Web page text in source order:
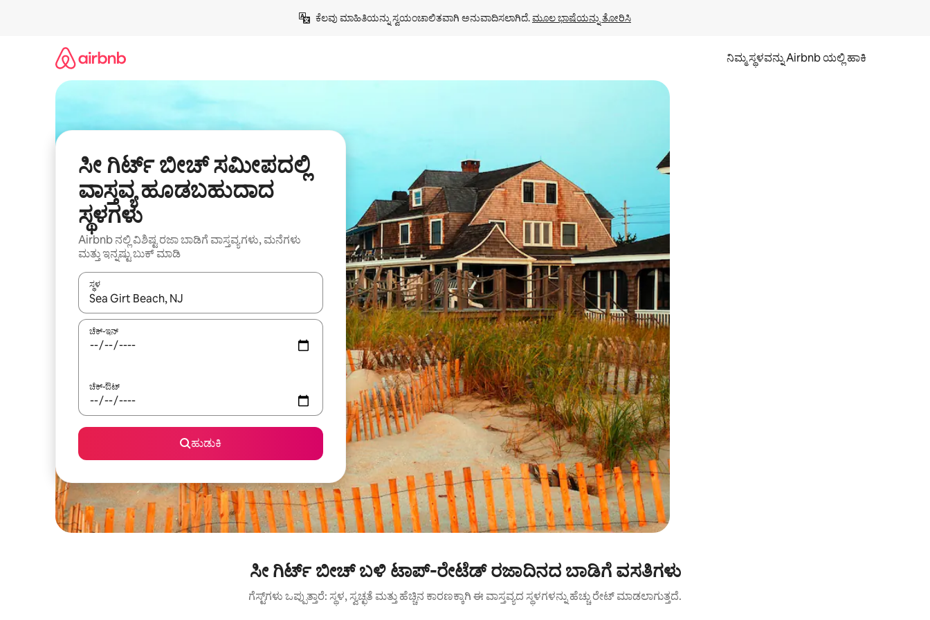
ಕೆಲವು ಮಾಹಿತಿಯನ್ನು ಸ್ವಯಂಚಾಲಿತವಾಗಿ ಅನುವಾದಿಸಲಾಗಿದೆ. ಮೂಲ ಭಾಷೆಯನ್ನು ತೋರಿಸಿ
ನಿಮ್ಮ ಸ್ಥಳವನ್ನು Airbnb ಯಲ್ಲಿ ಹಾಕಿ
ಸೀ ಗಿರ್ಟ್ ಬೀಚ್ ಸಮೀಪದಲ್ಲಿ
ವಾಸ್ತವ್ಯ ಹೂಡಬಹುದಾದ
ಸ್ಥಳಗಳು
Airbnb ನಲ್ಲಿ ವಿಶಿಷ್ಟ ರಜಾ ಬಾಡಿಗೆ ವಾಸ್ತವ್ಯಗಳು, ಮನೆಗಳು
ಮತ್ತು ಇನ್ನಷ್ಟು ಬುಕ್ ಮಾಡಿ
ಸ್ಥಳ
ಫಲಿತಾಂಶಗಳು ಲಭ್ಯವಿರುವಾಗ, ಅಪ್ ಮತ್ತು ಡೌನ್ ಬಾಣದ ಕೀಲಿಗಳೊಂದಿಗೆ ನ್ಯಾವಿಗೇಟ್ ಮಾಡಿ ಅಥವಾ ಸ್ಪರ್ಶ ಅಥವಾ ಸ್ವೈಪ್ ಗೆಸ್ಚರ್‌ಗಳ ಮೂಲಕ ಅನ್ವೇಷಿಸಿ.
ಚೆಕ್-ಇನ್
ಚೆಕ್-ಔಟ್
ಹುಡುಕಿ
ಸೀ ಗಿರ್ಟ್ ಬೀಚ್ ಬಳಿ ಟಾಪ್-ರೇಟೆಡ್ ರಜಾದಿನದ ಬಾಡಿಗೆ ವಸತಿಗಳು
ಗೆಸ್ಟ್‌ಗಳು ಒಪ್ಪುತ್ತಾರೆ: ಸ್ಥಳ, ಸ್ವಚ್ಛತೆ ಮತ್ತು ಹೆಚ್ಚಿನ ಕಾರಣಕ್ಕಾಗಿ ಈ ವಾಸ್ತವ್ಯದ ಸ್ಥಳಗಳನ್ನು ಹೆಚ್ಚು ರೇಟ್ ಮಾಡಲಾಗುತ್ತದೆ.